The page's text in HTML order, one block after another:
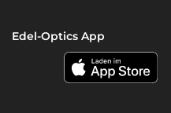
Edel-Optics App